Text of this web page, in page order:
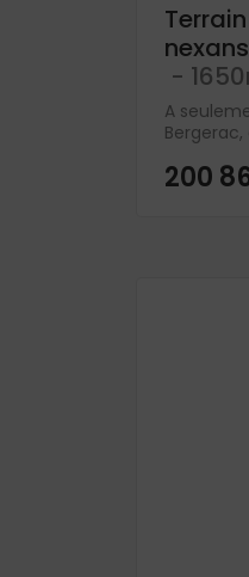
-
A
200